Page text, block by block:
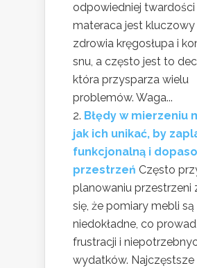
odpowiedniej twardości
materaca jest
zdrowia kręgosłupa i
snu, a często jest to
która przysparza wielu
problemów. Waga...
Błędy w mierzeniu
jak ich unikać, by
funkcjonalną i
przestrzeń Często
planowaniu przestrzeni
się, że pomiary mebli są
niedokładne, co
frustracji i
wydatków. Najczęstsze